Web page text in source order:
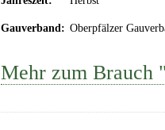
Gauverband: Oberpfälzer
Mehr zum Brauch